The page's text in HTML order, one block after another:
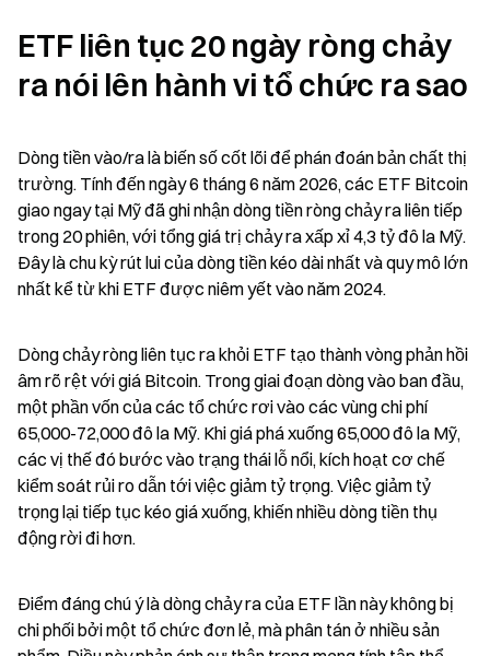
ETF liên tục 20 ngày ròng chảy
ra nói lên hành vi tổ chức ra sao
Dòng tiền vào/ra là biến số cốt lõi để phán đoán bản chất thị
trường. Tính đến ngày 6 tháng 6 năm 2026, các ETF Bitcoin
giao ngay tại Mỹ đã ghi nhận dòng tiền ròng chảy ra liên tiếp
trong 20 phiên, với tổng giá trị chảy ra xấp xỉ 4,3 tỷ đô la Mỹ.
Đây là chu kỳ rút lui của dòng tiền kéo dài nhất và quy mô lớn
nhất kể từ khi ETF được niêm yết vào năm 2024.
Dòng chảy ròng liên tục ra khỏi ETF tạo thành vòng phản hồi
âm rõ rệt với giá Bitcoin. Trong giai đoạn dòng vào ban đầu,
một phần vốn của các tổ chức rơi vào các vùng chi phí
65,000-72,000 đô la Mỹ. Khi giá phá xuống 65,000 đô la Mỹ,
các vị thế đó bước vào trạng thái lỗ nổi, kích hoạt cơ chế
kiểm soát rủi ro dẫn tới việc giảm tỷ trọng. Việc giảm tỷ
trọng lại tiếp tục kéo giá xuống, khiến nhiều dòng tiền thụ
động rời đi hơn.
Điểm đáng chú ý là dòng chảy ra của ETF lần này không bị
chi phối bởi một tổ chức đơn lẻ, mà phân tán ở nhiều sản